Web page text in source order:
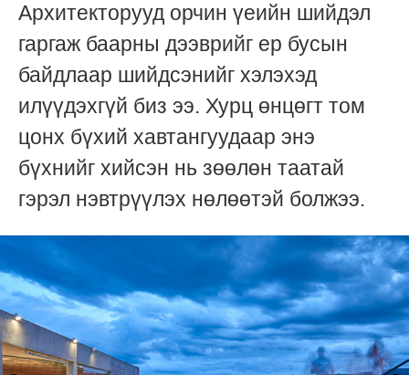
Архитекторууд орчин үеийн шийдэл
гаргаж баарны дээврийг ер бусын
байдлаар шийдсэнийг хэлэхэд
илүүдэхгүй биз ээ. Хурц өнцөгт том
цонx бүхий хавтангуудаар энэ
бүхнийг хийсэн нь зөөлөн таатай
гэрэл нэвтрүүлэх нөлөөтэй болжээ.